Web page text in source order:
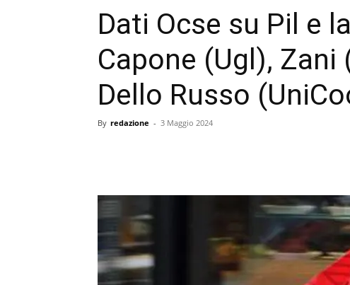
Dati Ocse su Pil e
Capone (Ugl),
Dello Russo
By redazione - 3 Maggio 2024